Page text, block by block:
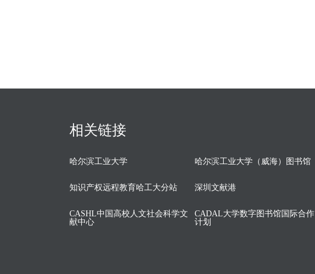
相关链接
哈尔滨工业大学 哈尔滨工业大学（威海）图书馆
知识产权远程教育哈工大分站 深圳文献港
CASHL中国高校人文社会科学文
献中心
CADAL大学数字图书馆国际合作
计划